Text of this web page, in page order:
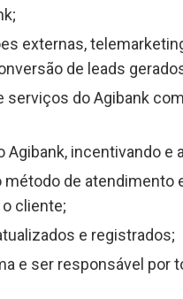
externas,
de leads
serviços do Agibank
incentivando e
de atendimento
cliente;
e registrados;
e ser responsável por